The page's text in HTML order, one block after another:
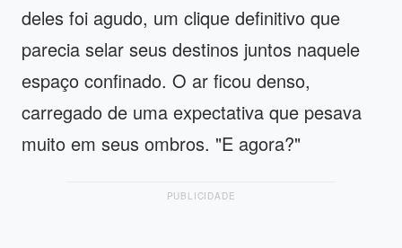
deles foi agudo, um clique definitivo que
parecia selar seus destinos juntos naquele
espaço confinado. O ar ficou denso,
carregado de uma expectativa que pesava
muito em seus ombros. "E agora?"
PUBLICIDADE